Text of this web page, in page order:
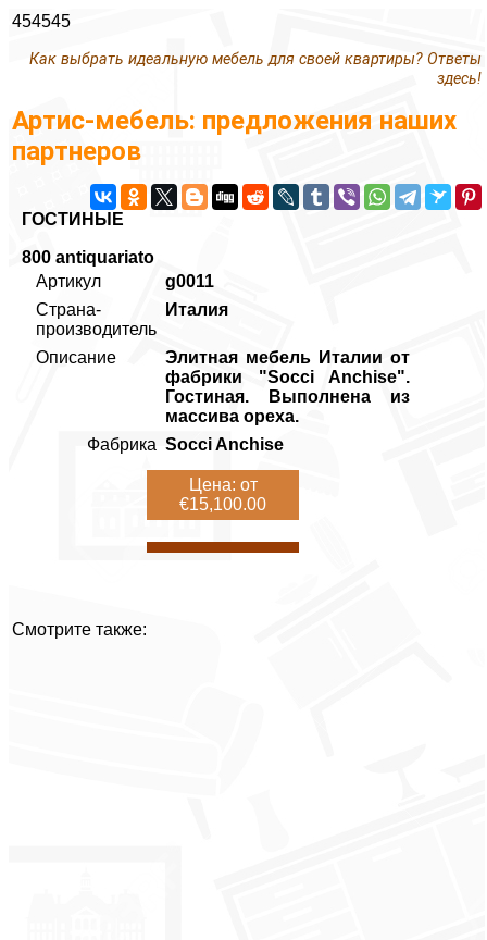
454545
Как выбрать идеальную мебель для своей квартиры? Ответы
здесь!
Артис-мебель: предложения наших
партнеров
ГОСТИНЫЕ
800 antiquariato
Артикул
g0011
Страна-
производитель
Италия
Описание
Элитная мебель Италии от
фабрики "Socci Anchise".
Гостиная. Выполнена из
массива ореха.
Фабрика Socci Anchise
Цена: от
€15,100.00
Смотрите также: